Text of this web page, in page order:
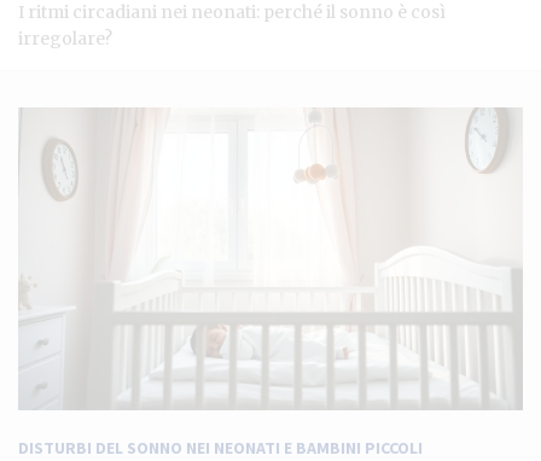
I ritmi circadiani nei neonati: perché il sonno è così
irregolare?
DISTURBI DEL SONNO NEI NEONATI E BAMBINI PICCOLI